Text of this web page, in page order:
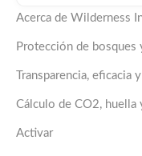
Acerca de Wilderness
Protección de bosques
Transparencia, eficacia
Cálculo de CO2, huella
Activar